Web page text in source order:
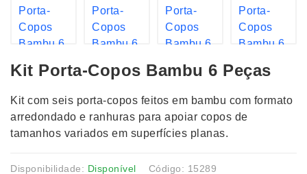
Kit Porta-Copos Bambu 6 Peças
Kit com seis porta-copos feitos em bambu com formato
arredondado e ranhuras para apoiar copos de
tamanhos variados em superfícies planas.
Disponibilidade: Disponível Código: 15289